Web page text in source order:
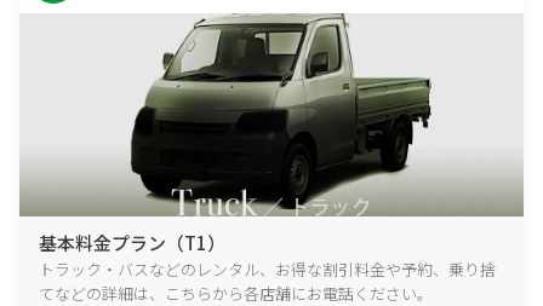
基本料金プラン（T1）
トラック・バスなどのレンタル、お得な割引料金や予約、乗り捨
てなどの詳細は、こちらから各店舗にお電話ください。